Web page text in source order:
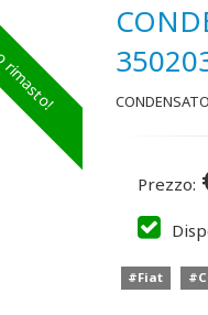
Prezzo:
#Fiat